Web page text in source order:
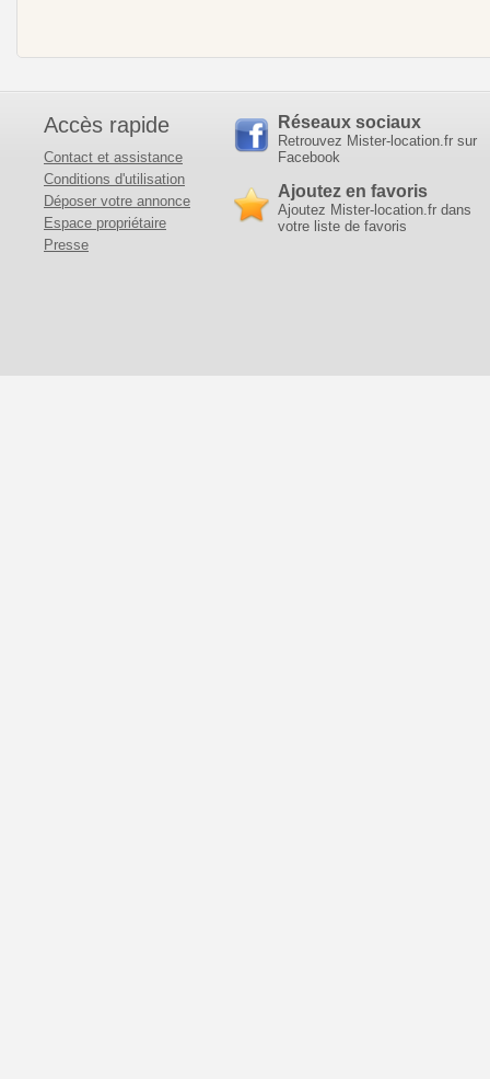
Accès rapide
Contact et assistance
Conditions d'utilisation
Déposer votre annonce
Espace propriétaire
Presse
Réseaux sociaux
Retrouvez Mister-location.fr sur
Facebook
Ajoutez en favoris
Ajoutez Mister-location.fr dans
votre liste de favoris